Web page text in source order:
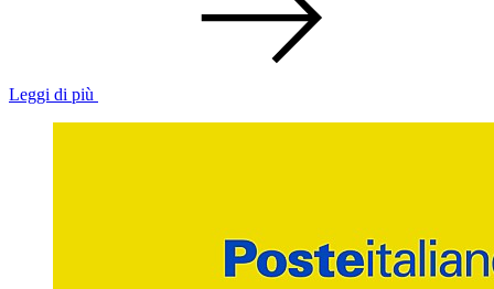
Leggi di più